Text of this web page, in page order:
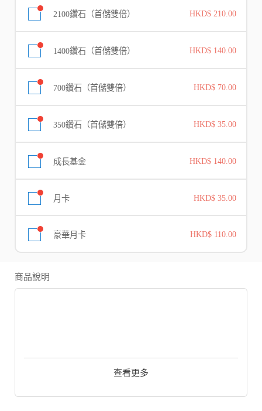
2100鑽石（首儲雙倍） HKD$ 210.00
1400鑽石（首儲雙倍） HKD$ 140.00
700鑽石（首儲雙倍） HKD$ 70.00
350鑽石（首儲雙倍） HKD$ 35.00
成長基金 HKD$ 140.00
月卡 HKD$ 35.00
豪華月卡 HKD$ 110.00
商品說明
查看更多